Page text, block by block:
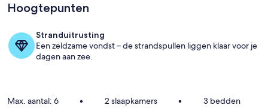
Stone
Villa
Exterieur
Hoogtepunten
Stranduitrusting
Een zeldzame vondst – de strandspullen liggen klaar voor je
dagen aan zee.
Max. aantal: 6 • 2 slaapkamers • 3 bedden